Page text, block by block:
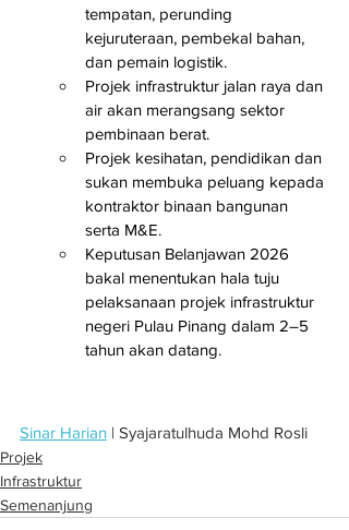
tempatan, perunding
kejuruteraan, pembekal bahan,
dan pemain logistik.
Projek infrastruktur jalan raya dan
air akan merangsang sektor
pembinaan berat.
Projek kesihatan, pendidikan dan
sukan membuka peluang kepada
kontraktor binaan bangunan
serta M&E.
Keputusan Belanjawan 2026
bakal menentukan hala tuju
pelaksanaan projek infrastruktur
negeri Pulau Pinang dalam 2–5
tahun akan datang.
Sinar Harian | Syajaratulhuda Mohd Rosli
Projek
Infrastruktur
Semenanjung